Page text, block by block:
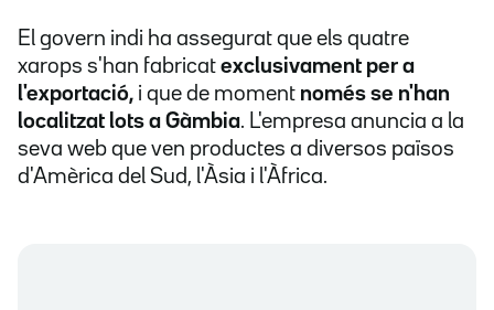
El govern indi ha assegurat que els quatre
xarops s'han fabricat exclusivament per a
l'exportació, i que de moment només se n'han
localitzat lots a Gàmbia. L'empresa anuncia a la
seva web que ven productes a diversos països
d'Amèrica del Sud, l'Àsia i l'Àfrica.